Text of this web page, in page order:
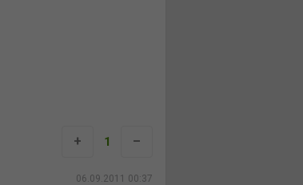
06.09.2011 00:37
+ 1 –